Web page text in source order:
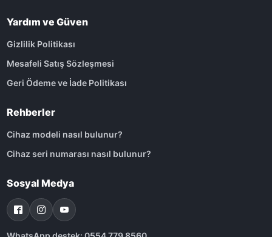
Yardım ve Güven
Gizlilik Politikası
Mesafeli Satış Sözleşmesi
Geri Ödeme ve İade Politikası
Rehberler
Cihaz modeli nasıl bulunur?
Cihaz seri numarası nasıl bulunur?
Sosyal Medya